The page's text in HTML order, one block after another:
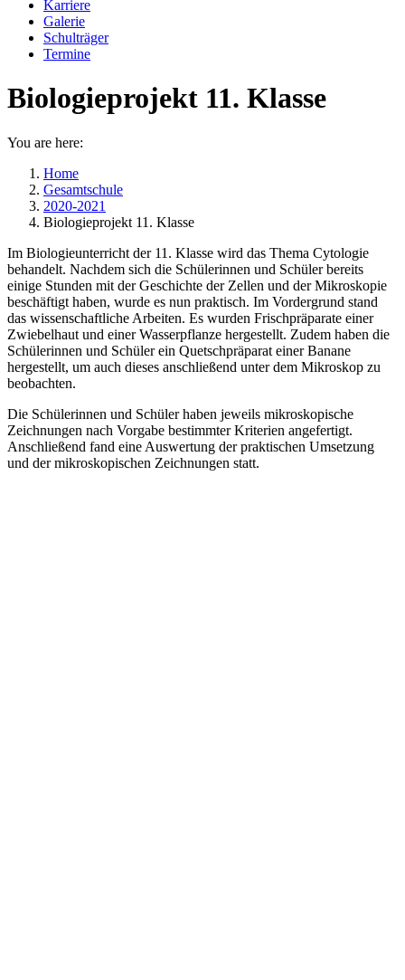
Karriere
Galerie
Schulträger
Termine
Biologieprojekt 11. Klasse
You are here:
Home
Gesamtschule
2020-2021
Biologieprojekt 11. Klasse
Im Biologieunterricht der 11. Klasse wird das Thema Cytologie
behandelt. Nachdem sich die Schülerinnen und Schüler bereits
einige Stunden mit der Geschichte der Zellen und der Mikroskopie
beschäftigt haben, wurde es nun praktisch. Im Vordergrund stand
das wissenschaftliche Arbeiten. Es wurden Frischpräparate einer
Zwiebelhaut und einer Wasserpflanze hergestellt. Zudem haben die
Schülerinnen und Schüler ein Quetschpräparat einer Banane
hergestellt, um auch dieses anschließend unter dem Mikroskop zu
beobachten.
Die Schülerinnen und Schüler haben jeweils mikroskopische
Zeichnungen nach Vorgabe bestimmter Kriterien angefertigt.
Anschließend fand eine Auswertung der praktischen Umsetzung
und der mikroskopischen Zeichnungen statt.